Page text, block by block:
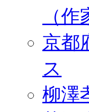
（
京都
ス
柳澤